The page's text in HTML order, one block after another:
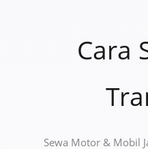
Cara
Sewa Motor & Mobil